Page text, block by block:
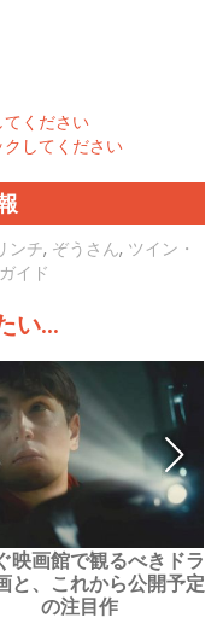
ください
してください
ンチ, ぞうさん, ツイン・
イド
い...
映画館で観るべきドラ
と、これから公開予定
の注目作